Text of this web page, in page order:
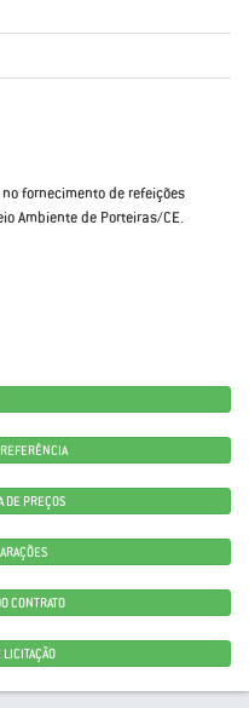
fornecimento de refeições
Ambiente de Porteiras/CE.
DE PREÇOS
CONTRATO